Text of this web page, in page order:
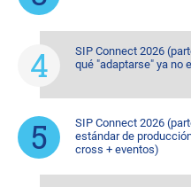
SIP Connect 2026
qué "adaptarse" ya no
SIP Connect 2026
estándar de
cross + eventos)